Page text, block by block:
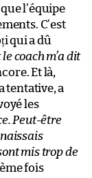
l’équipe
C’est
qui a dû
coach m’a dit
Et là,
tentative, a
les
Peut-être
mis trop de
fois